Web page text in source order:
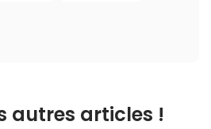
autres articles !